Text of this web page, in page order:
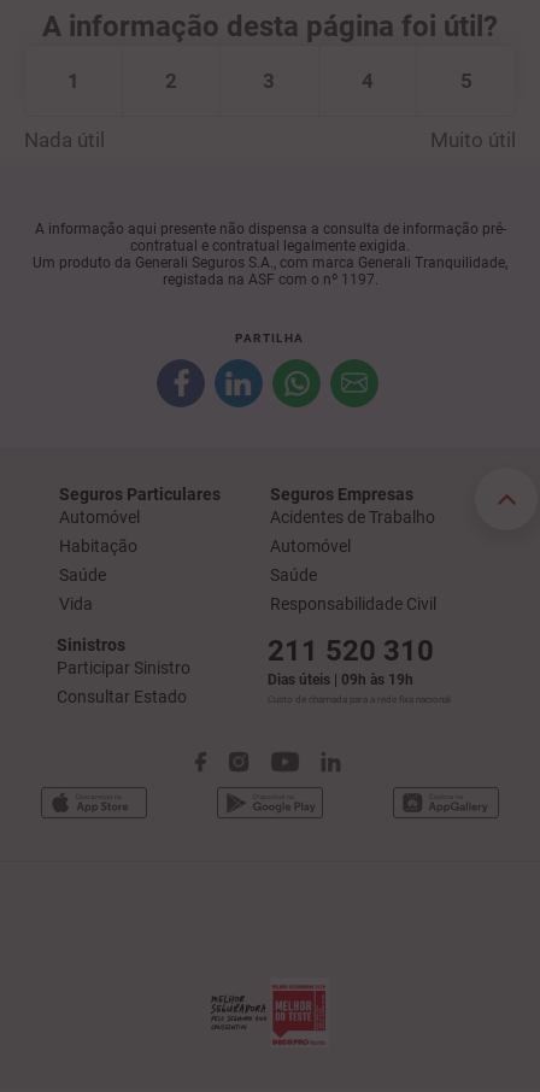
A informação desta página foi útil?
Nada útil
1 2 3 4 5
Muito útil
A informação aqui presente não dispensa a consulta de informação pré-
contratual e contratual legalmente exigida.
Um produto da Generali Seguros S.A., com marca Generali Tranquilidade,
registada na ASF com o nº 1197.
PARTILHA
Seguros Particulares
Automóvel
Habitação
Saúde
Vida
Seguros Empresas
Acidentes de Trabalho
Automóvel
Saúde
Responsabilidade Civil
Sinistros
Participar Sinistro
Consultar Estado
211 520 310
Dias úteis | 09h às 19h
Custo de chamada para a rede fixa nacional